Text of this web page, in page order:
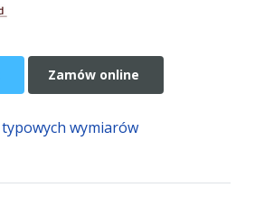
Zamów online
wymiarów